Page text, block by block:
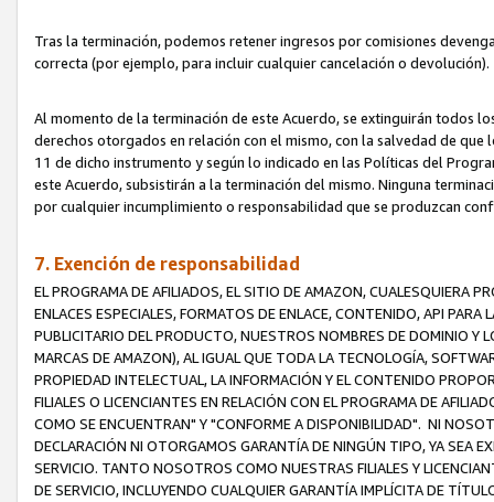
Tras la terminación, podemos retener ingresos por comisiones
correcta (por ejemplo, para incluir cualquier cancelación o devolución).
Al momento de la terminación de este Acuerdo, se extinguirán todos
derechos otorgados en relación con el mismo, con la salvedad de
11 de dicho instrumento y según lo indicado en las Políticas del
este Acuerdo, subsistirán a la terminación del mismo. Ninguna
por cualquier incumplimiento o responsabilidad que se produzcan
7. Exención de responsabilidad
EL PROGRAMA DE AFILIADOS, EL SITIO DE AMAZON, CUALESQUIERA
ENLACES ESPECIALES, FORMATOS DE ENLACE, CONTENIDO, API
PUBLICITARIO DEL PRODUCTO, NUESTROS NOMBRES DE DOMINIO Y
MARCAS DE AMAZON), AL IGUAL QUE TODA LA TECNOLOGÍA,
PROPIEDAD INTELECTUAL, LA INFORMACIÓN Y EL CONTENIDO
FILIALES O LICENCIANTES EN RELACIÓN CON EL PROGRAMA DE
COMO SE ENCUENTRAN" Y "CONFORME A DISPONIBILIDAD". NI
DECLARACIÓN NI OTORGAMOS GARANTÍA DE NINGÚN TIPO, YA SEA
SERVICIO. TANTO NOSOTROS COMO NUESTRAS FILIALES Y
DE SERVICIO, INCLUYENDO CUALQUIER GARANTÍA IMPLÍCITA DE